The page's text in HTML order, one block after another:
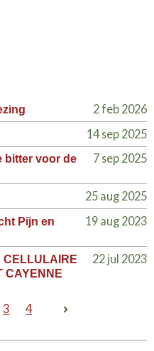
2 feb 2026
14 sep 2025
bitter voor de
7 sep 2025
25 aug 2025
Pijn en
19 aug 2023
CELLULAIRE
CAYENNE
22 jul 2023
3 4